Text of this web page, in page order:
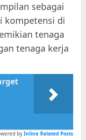
sebagai
kompetensi di
tenaga
tenaga kerja
by Inline Related Posts